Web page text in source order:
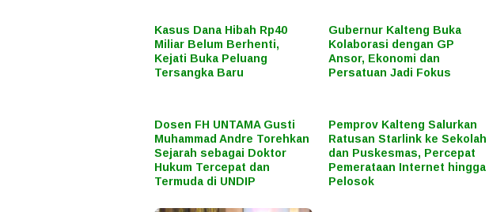
Kasus Dana Hibah Rp40
Miliar Belum Berhenti,
Kejati Buka Peluang
Tersangka Baru
Gubernur Kalteng Buka
Kolaborasi dengan GP
Ansor, Ekonomi dan
Persatuan Jadi Fokus
Dosen FH UNTAMA Gusti
Muhammad Andre Torehkan
Sejarah sebagai Doktor
Hukum Tercepat dan
Termuda di UNDIP
Pemprov Kalteng Salurkan
Ratusan Starlink ke Sekolah
dan Puskesmas, Percepat
Pemerataan Internet hingga
Pelosok